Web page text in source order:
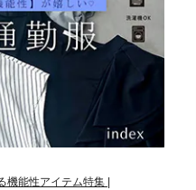
機能性アイテム特集 |